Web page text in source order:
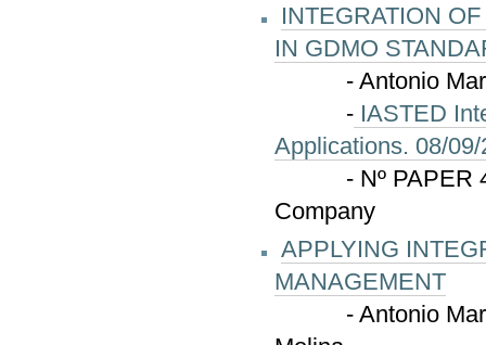
INTEGRATION
IN GDMO
- Antonio
-IASTED
Applications. 08/
- Nº PAPER
Company
APPLYING
MANAGEMENT
- Antonio Martín,